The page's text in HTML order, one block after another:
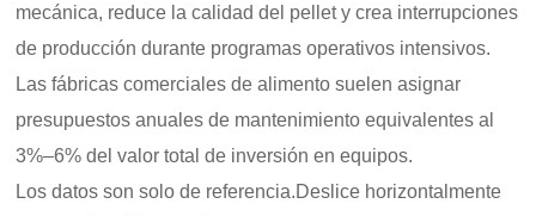
mecánica, reduce la calidad del pellet y crea interrupciones
de producción durante programas operativos intensivos.
Las fábricas comerciales de alimento suelen asignar
presupuestos anuales de mantenimiento equivalentes al
3%–6% del valor total de inversión en equipos.
Los datos son solo de referencia.Deslice horizontalmente